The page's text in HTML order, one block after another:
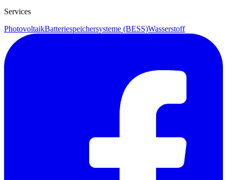
Services
PhotovoltaikBatteriespeichersysteme (BESS)Wasserstoff